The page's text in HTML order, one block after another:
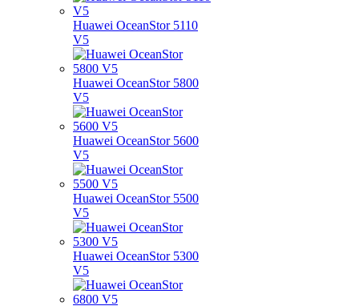
Huawei OceanStor 5110
V5
Huawei OceanStor 5800
V5
Huawei OceanStor 5600
V5
Huawei OceanStor 5500
V5
Huawei OceanStor 5300
V5